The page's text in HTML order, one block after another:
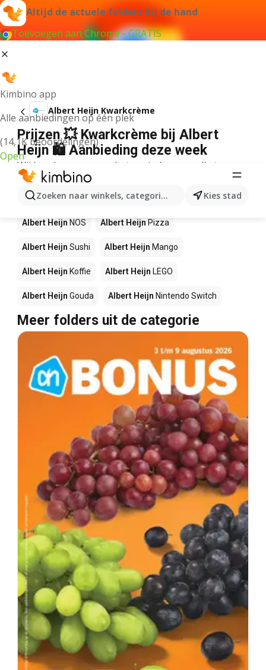
Altijd de actuele folders bij de hand
Toevoegen aan Chrome - GRATIS
Kimbino app
Alle aanbiedingen op één plek
(14,1K beoordelingen)
Open
Zoeken naar winkels, categorieën, producten...
Kies stad
Albert Heijn Kwarkcrème
Prijzen 💥 Kwarkcrème bij Albert
Heijn 🛍️ Aanbieding deze week
Wij konden geen resultaten vinden voor die term.
Andere producten in winkels Albert
Heijn
Albert Heijn NOS Albert Heijn Pizza
Albert Heijn Sushi Albert Heijn Mango
Albert Heijn Koffie Albert Heijn LEGO
Albert Heijn Gouda Albert Heijn Nintendo Switch
Meer folders uit de categorie